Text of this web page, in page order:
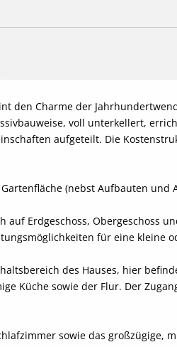
den Charme der
voll unterkellert,
aufgeteilt. Die
(nebst Aufbauten und
auf Erdgeschoss, Obergeschoss
für eine kleine
des Hauses, hier
Küche sowie der Flur. Der
sowie das großzügige,